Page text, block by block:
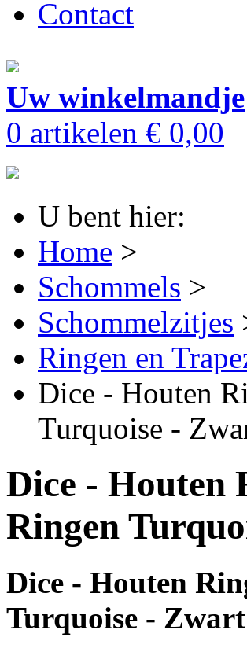
Contact
Uw winkelmandje
0 artikelen € 0,00
U bent hier:
Home >
Schommels >
Schommelzitjes
Ringen en
Dice - Houten
Turquoise -
Dice - Houten
Ringen
Dice - Houten
Turquoise -